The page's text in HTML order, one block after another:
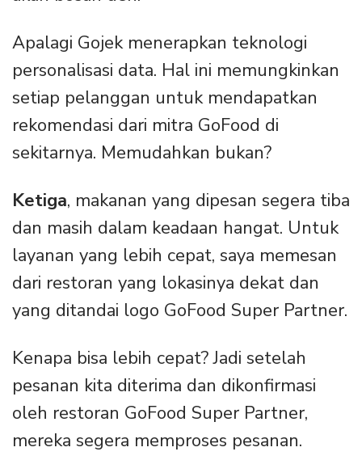
Apalagi Gojek menerapkan teknologi
personalisasi data. Hal ini memungkinkan
setiap pelanggan untuk mendapatkan
rekomendasi dari mitra GoFood di
sekitarnya. Memudahkan bukan?
Ketiga, makanan yang dipesan segera tiba
dan masih dalam keadaan hangat. Untuk
layanan yang lebih cepat, saya memesan
dari restoran yang lokasinya dekat dan
yang ditandai logo GoFood Super Partner.
Kenapa bisa lebih cepat? Jadi setelah
pesanan kita diterima dan dikonfirmasi
oleh restoran GoFood Super Partner,
mereka segera memproses pesanan.